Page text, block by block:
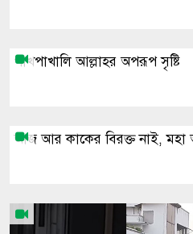
পাখপাখালি আল্লাহর অপরূপ সৃষ্টি
আজ আর কাকের বিরক্ত নাই, মহা